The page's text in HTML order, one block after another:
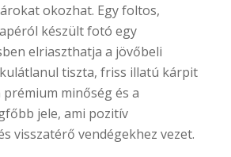
okozhat. Egy foltos,
készült fotó egy
elriaszthatja a jövőbeli
tiszta, friss illatú kárpit
prémium minőség és a
jele, ami pozitív
visszatérő vendégekhez vezet.